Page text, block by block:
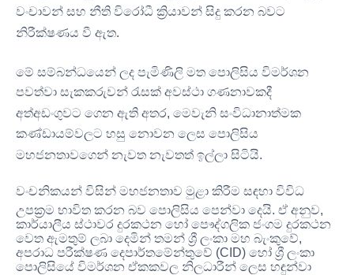
වංචාවන් සහ නීති විරෝධී ක්‍රියාවන් සිදු කරන බවට
නිරීක්ෂණය වී ඇත.
මේ සම්බන්ධයෙන් ලද පැමිණිලි මත පොලිසිය විමර්ශන
පවත්වා සැකකරුවන් රැසක් අවස්ථා ගණනාවකදී
අත්අඩංගුවට ගෙන ඇති අතර, මෙවැනි සංවිධානාත්මක
කණ්ඩායම්වලට හසු නොවන ලෙස පොලිසිය
මහජනතාවගෙන් නැවත නැවතත් ඉල්ලා සිටියි.
වංචනිකයන් විසින් මහජනතාව මුළා කිරීම සඳහා විවිධ
උපක්‍රම භාවිත කරන බව පොලිසිය පෙන්වා දෙයි. ඒ අනුව,
කාර්යාලීය ස්ථාවර දුරකථන හෝ පෞද්ගලික ජංගම දුරකථන
වෙත ඇමතුම් ලබා දෙමින් තමන් ශ්‍රී ලංකා මහ බැංකුවේ,
අපරාධ පරීක්ෂණ දෙපාර්තමේන්තුවේ (CID) හෝ ශ්‍රී ලංකා
පොලිසියේ විමර්ශන ඒකකවල නිලධාරීන් ලෙස හඳුන්වා